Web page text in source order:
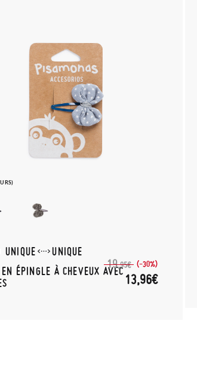
UNIQUE
UNIQUE
ÉPINGLE À CHEVEUX AVEC
19,95€ (-30%)
13,96€